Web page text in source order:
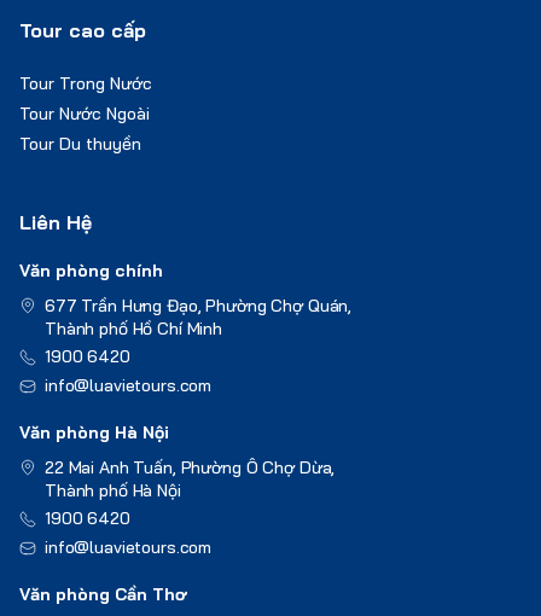
Tour cao cấp
Tour Trong Nước
Tour Nước Ngoài
Tour Du thuyền
Liên Hệ
Văn phòng chính
677 Trần Hưng Đạo, Phường Chợ Quán,
Thành phố Hồ Chí Minh
1900 6420
info@luavietours.com
Văn phòng Hà Nội
22 Mai Anh Tuấn, Phường Ô Chợ Dừa,
Thành phố Hà Nội
1900 6420
info@luavietours.com
Văn phòng Cần Thơ